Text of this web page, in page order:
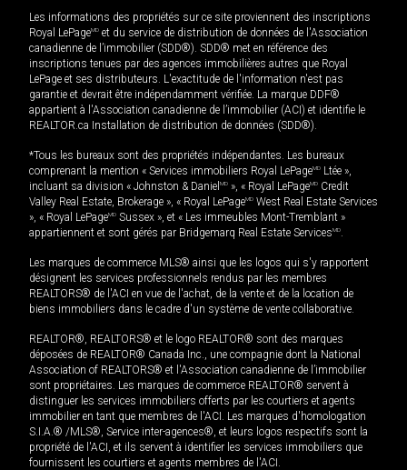
Les informations des propriétés sur ce site proviennent des inscriptions
Royal LePageMD et du service de distribution de données de l'Association
canadienne de l’immobilier (SDD®). SDD® met en référence des
inscriptions tenues par des agences immobilières autres que Royal
LePage et ses distributeurs. L'exactitude de l'information n'est pas
garantie et devrait être indépendamment vérifiée. La marque DDF®
appartient à l'Association canadienne de l’immobilier (ACI) et identifie le
REALTOR.ca Installation de distribution de données (SDD®).
*Tous les bureaux sont des propriétés indépendantes. Les bureaux
comprenant la mention « Services immobiliers Royal LePageMD Ltée »,
incluant sa division « Johnston & Daniel MD », « Royal LePageMD Credit
Valley Real Estate, Brokerage », « Royal LePageMD West Real Estate Services
», « Royal LePageMD Sussex », et « Les immeubles Mont-Tremblant »
appartiennent et sont gérés par Bridgemarq Real Estate ServicesMD.
Les marques de commerce MLS® ainsi que les logos qui s'y rapportent
désignent les services professionnels rendus par les membres
REALTORS® de l'ACI en vue de l'achat, de la vente et de la location de
biens immobiliers dans le cadre d'un système de vente collaborative.
REALTOR®, REALTORS® et le logo REALTOR® sont des marques
déposées de REALTOR® Canada Inc., une compagnie dont la National
Association of REALTORS® et l'Association canadienne de l’immobilier
sont propriétaires. Les marques de commerce REALTOR® servent à
distinguer les services immobiliers offerts par les courtiers et agents
immobilier en tant que membres de l'ACI. Les marques d'homologation
S.I.A.® /MLS®, Service inter-agences®, et leurs logos respectifs sont la
propriété de l'ACI, et ils servent à identifier les services immobiliers que
fournissent les courtiers et agents membres de l'ACI.